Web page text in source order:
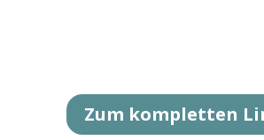
Zum kompletten